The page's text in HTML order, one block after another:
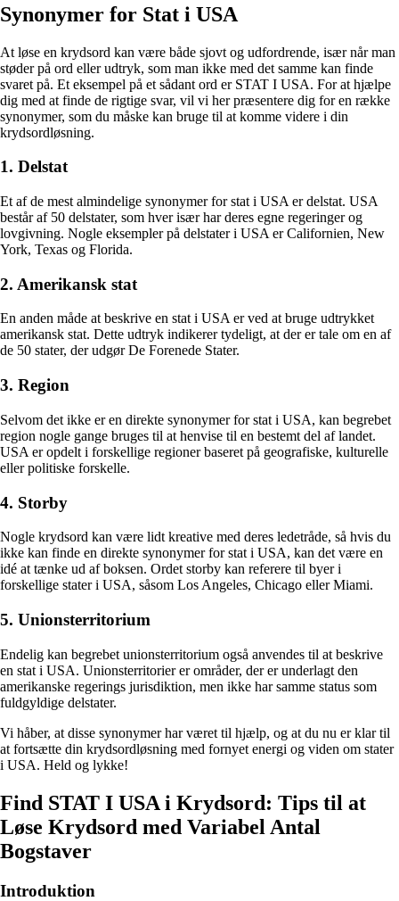
Synonymer for Stat i USA
At løse en krydsord kan være både sjovt og udfordrende, især når man
støder på ord eller udtryk, som man ikke med det samme kan finde
svaret på. Et eksempel på et sådant ord er STAT I USA. For at hjælpe
dig med at finde de rigtige svar, vil vi her præsentere dig for en række
synonymer, som du måske kan bruge til at komme videre i din
krydsordløsning.
1. Delstat
Et af de mest almindelige synonymer for stat i USA er delstat. USA
består af 50 delstater, som hver især har deres egne regeringer og
lovgivning. Nogle eksempler på delstater i USA er Californien, New
York, Texas og Florida.
2. Amerikansk stat
En anden måde at beskrive en stat i USA er ved at bruge udtrykket
amerikansk stat. Dette udtryk indikerer tydeligt, at der er tale om en af
de 50 stater, der udgør De Forenede Stater.
3. Region
Selvom det ikke er en direkte synonymer for stat i USA, kan begrebet
region nogle gange bruges til at henvise til en bestemt del af landet.
USA er opdelt i forskellige regioner baseret på geografiske, kulturelle
eller politiske forskelle.
4. Storby
Nogle krydsord kan være lidt kreative med deres ledetråde, så hvis du
ikke kan finde en direkte synonymer for stat i USA, kan det være en
idé at tænke ud af boksen. Ordet storby kan referere til byer i
forskellige stater i USA, såsom Los Angeles, Chicago eller Miami.
5. Unionsterritorium
Endelig kan begrebet unionsterritorium også anvendes til at beskrive
en stat i USA. Unionsterritorier er områder, der er underlagt den
amerikanske regerings jurisdiktion, men ikke har samme status som
fuldgyldige delstater.
Vi håber, at disse synonymer har været til hjælp, og at du nu er klar til
at fortsætte din krydsordløsning med fornyet energi og viden om stater
i USA. Held og lykke!
Find STAT I USA i Krydsord: Tips til at
Løse Krydsord med Variabel Antal
Bogstaver
Introduktion